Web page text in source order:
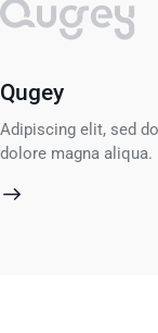
Qugey
Adipiscing elit, sed
dolore magna aliqua.